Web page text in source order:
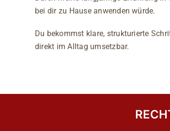
bei dir zu Hause anwenden würde.
Du bekommst klare, strukturierte
direkt im Alltag umsetzbar.